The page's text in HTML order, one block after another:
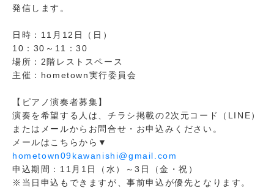
発信します。
日時：11月12日（日）
10：30～11：30
場所：2階レストスペース
主催：hometown実行委員会
【ピアノ演奏者募集】
演奏を希望する人は、チラシ掲載の2次元コード（LINE）
またはメールからお問合せ・お申込みください。
メールはこちらから▼
hometown09kawanishi@gmail.com
申込期間：11月1日（水）～3日（金・祝）
※当日申込もできますが、事前申込が優先となります。